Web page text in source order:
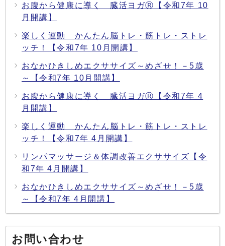
お腹から健康に導く 臓活ヨガⓇ【令和7年 10
月開講】
楽しく運動 かんたん脳トレ・筋トレ・ストレ
ッチ！【令和7年 10月開講】
おなかひきしめエクササイズ～めざせ！－5歳
～【令和7年 10月開講】
お腹から健康に導く 臓活ヨガⓇ【令和7年 4
月開講】
楽しく運動 かんたん脳トレ・筋トレ・ストレ
ッチ！【令和7年 4月開講】
リンパマッサージ＆体調改善エクササイズ【令
和7年 4月開講】
おなかひきしめエクササイズ～めざせ！－5歳
～【令和7年 4月開講】
お問い合わせ